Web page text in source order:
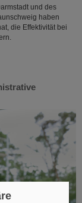
und des
haben
die Effektivität bei